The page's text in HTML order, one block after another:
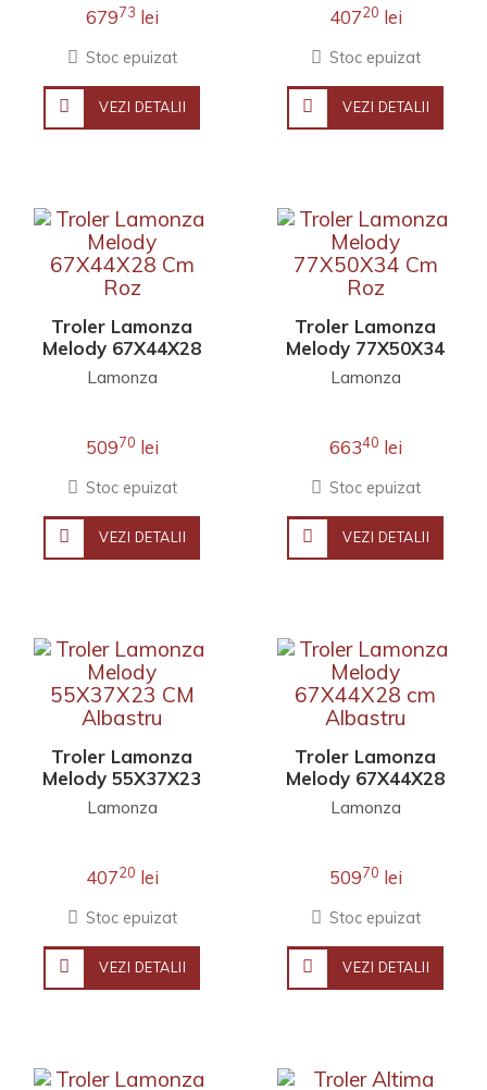
67973 lei
Stoc epuizat
VEZI DETALII
40720 lei
Stoc epuizat
VEZI DETALII
Troler Lamonza
Melody 67X44X28
Cm Roz
Lamonza
50970 lei
Stoc epuizat
VEZI DETALII
Troler Lamonza
Melody 77X50X34
Cm Roz
Lamonza
66340 lei
Stoc epuizat
VEZI DETALII
Troler Lamonza
Melody 55X37X23
CM Albastru
Lamonza
40720 lei
Stoc epuizat
VEZI DETALII
Troler Lamonza
Melody 67X44X28
cm Albastru
Lamonza
50970 lei
Stoc epuizat
VEZI DETALII